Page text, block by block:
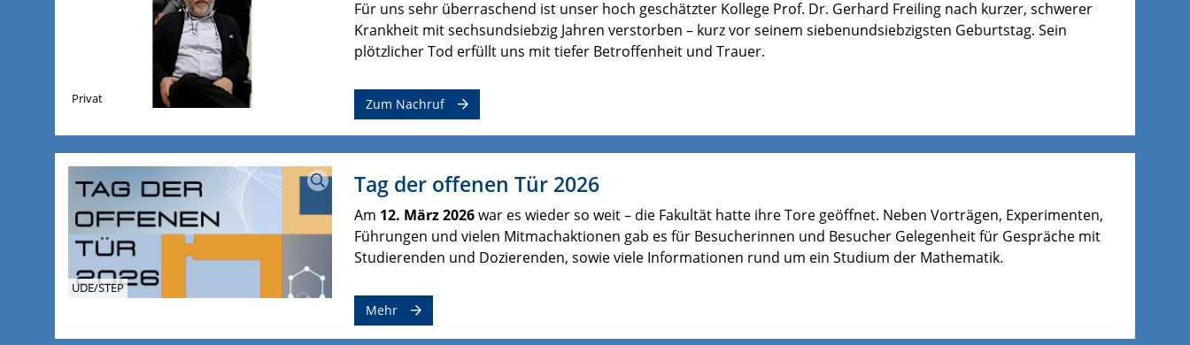
Privat
Für uns sehr überraschend ist unser hoch geschätzter Kollege Prof. Dr. Gerhard Freiling nach kurzer, schwerer
Krankheit mit sechsundsiebzig Jahren verstorben – kurz vor seinem siebenundsiebzigsten Geburtstag. Sein
plötzlicher Tod erfüllt uns mit tiefer Betroffenheit und Trauer.
Zum Nachruf
UDE/STEP
Tag der offenen Tür 2026
Am 12. März 2026war es wieder so weit – die Fakultät hatte ihre Tore geöffnet. Neben Vorträgen, Experimenten,
Führungen und vielen Mitmachaktionen gab es für Besucherinnen und Besucher Gelegenheit für Gespräche mit
Studierenden und Dozierenden, sowie viele Informationen rund um ein Studium der Mathematik.
Mehr